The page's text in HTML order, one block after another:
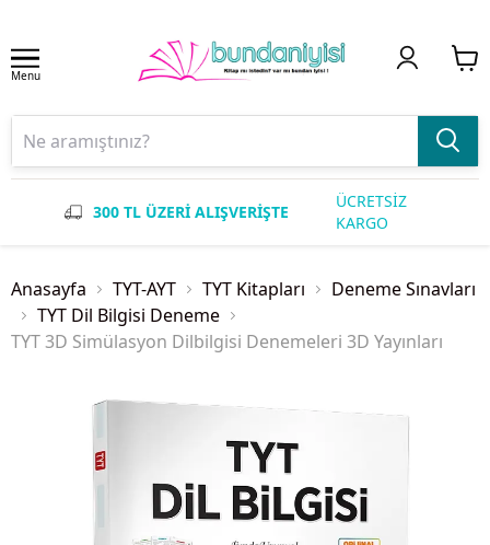
Menu
300 TL ÜZERİ ALIŞVERİŞTE
ÜCRETSİZ
KARGO
Anasayfa TYT-AYT TYT Kitapları
Deneme Sınavları
TYT Dil Bilgisi Deneme
TYT 3D Simülasyon Dilbilgisi Denemeleri 3D Yayınları